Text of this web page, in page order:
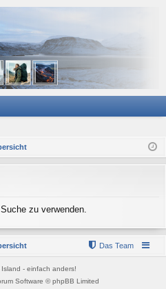
zu verwenden.
Das Team
- einfach anders!
Software © phpBB Limited